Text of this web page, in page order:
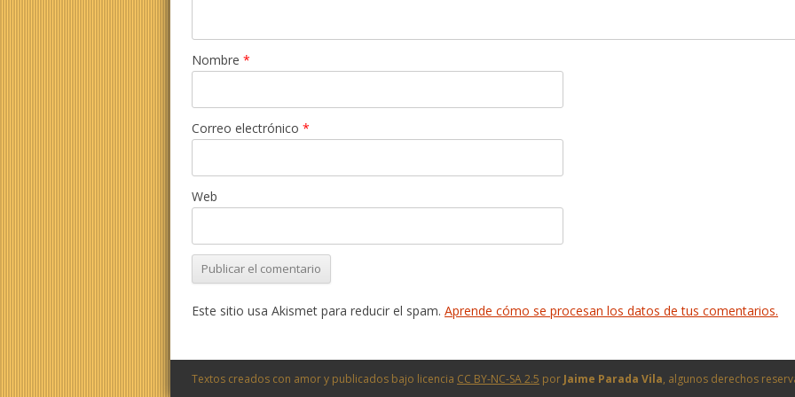
Nombre *
Correo electrónico *
Web
Este sitio usa Akismet para reducir el spam. Aprende cómo se procesan los datos de tus comentarios.
Textos creados con amor y publicados bajo licencia CC BY-NC-SA 2.5 por Jaime Parada Vila, algunos derechos